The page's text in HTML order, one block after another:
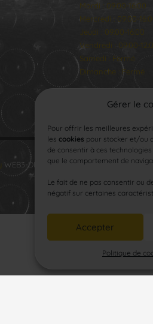
Gérer le
Pour offrir les meilleures
les cookies pour stocker et/ou
de consentir à ces
que le comportement de
Le fait de ne pas consentir ou
négatif sur certaines
Accepter
Politique de
Mardi : 09:00-16:00
Mercredi : 09:00-
Jeudi : 09:00-16:00
Vendredi : 09:00-12:00
Samedi : Fermé
Dimanche : Fermé
WEB3-DESIGN.